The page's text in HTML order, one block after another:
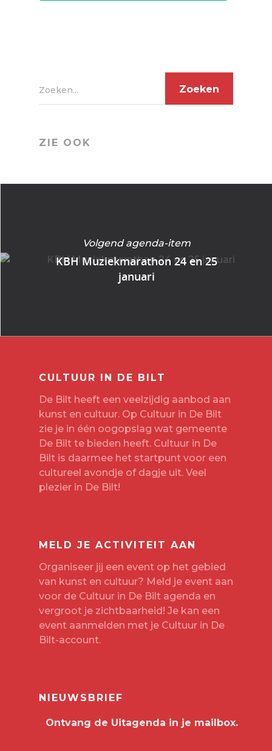
Zoeken...
ZIE OOK
Volgend agenda-item
KBH Muziekmarathon 24 en 25
januari
CULTUUR IN DE BILT
De Bilt heeft een veelzijdig aanbod aan
kunst en cultuur. Op Cultuur in De Bilt
zie je in één oogopslag wat gemeente
De Bilt te bieden heeft. Cultuur in De
Bilt is daarmee het startpunt voor een
cultureel avondje of dagje uit. Veel
plezier in De Bilt!
MELD JE ACTIVITEIT AAN
Organiseer jij een event op het gebied
van kunst en cultuur? Meld je event aan
voor de Cultuur in De Bilt agenda en
vergroot je zichtbaarheid! Je kan een
event aanmelden met je Cultuur in De
Bilt-account.
NIEUWSBRIEF